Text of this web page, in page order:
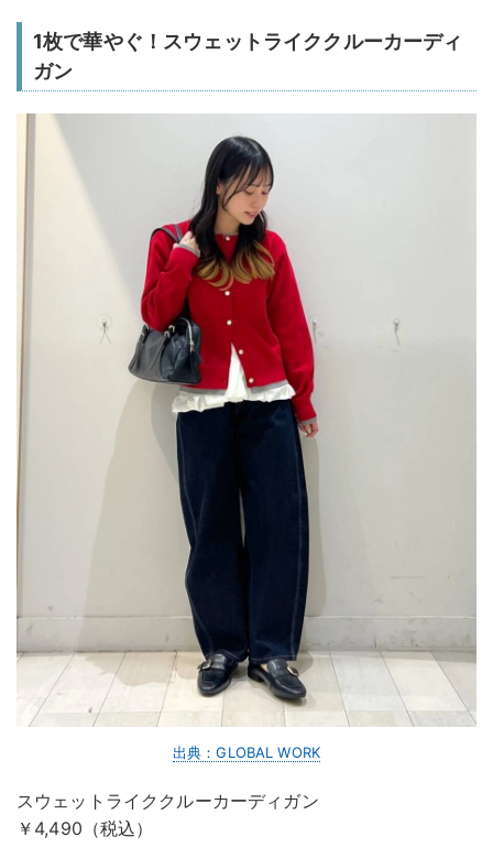
1枚で華やぐ！スウェットライククルーカーディ
ガン
出典：GLOBAL WORK
スウェットライククルーカーディガン
￥4,490（税込）